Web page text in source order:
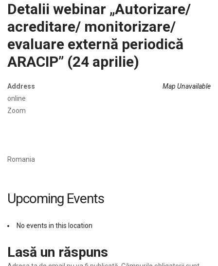
Detalii webinar „Autorizare/
acreditare/ monitorizare/
evaluare externă periodică
ARACIP” (24 aprilie)
Map Unavailable
Address
online
Zoom
Romania
Upcoming Events
No events in this location
Lasă un răspuns